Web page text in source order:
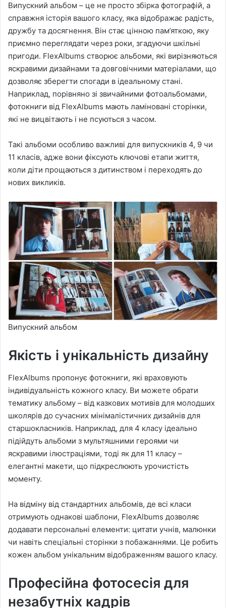
Випускний альбом – це не просто збірка фотографій, а
справжня історія вашого класу, яка відображає радість,
дружбу та досягнення. Він стає цінною пам’яткою, яку
приємно переглядати через роки, згадуючи шкільні
пригоди. FlexAlbums створює альбоми, які вирізняються
яскравими дизайнами та довговічними матеріалами, що
дозволяє зберегти спогади в ідеальному стані.
Наприклад, порівняно зі звичайними фотоальбомами,
фотокниги від FlexAlbums мають ламіновані сторінки,
які не вицвітають і не псуються з часом.
Такі альбоми особливо важливі для випускників 4, 9 чи
11 класів, адже вони фіксують ключові етапи життя,
коли діти прощаються з дитинством і переходять до
нових викликів.
Випускний альбом
Якість і унікальність дизайну
FlexAlbums пропонує фотокниги, які враховують
індивідуальність кожного класу. Ви можете обрати
тематику альбому – від казкових мотивів для молодших
школярів до сучасних мінімалістичних дизайнів для
старшокласників. Наприклад, для 4 класу ідеально
підійдуть альбоми з мультяшними героями чи
яскравими ілюстраціями, тоді як для 11 класу –
елегантні макети, що підкреслюють урочистість
моменту.
На відміну від стандартних альбомів, де всі класи
отримують однакові шаблони, FlexAlbums дозволяє
додавати персональні елементи: цитати учнів, малюнки
чи навіть спеціальні сторінки з побажаннями. Це робить
кожен альбом унікальним відображенням вашого класу.
Професійна фотосесія для
незабутніх кадрів